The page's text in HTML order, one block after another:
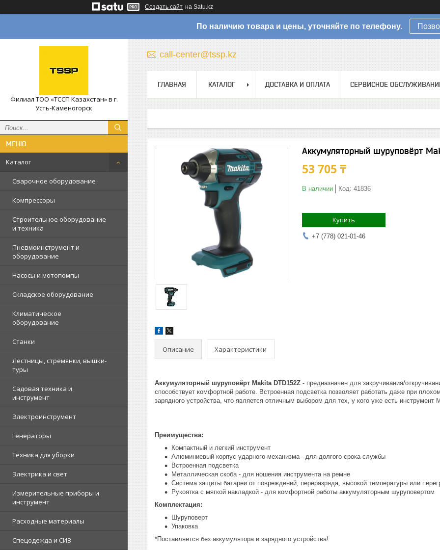
Создать сайт на Satu.kz
По наличию товара и цены, уточняйте по телефону.
Филиал ТОО «ТССП Казахстан» в г.
Усть-Каменогорск
Каталог
Сварочное оборудование
Компрессоры
Строительное оборудование
и техника
Пневмоинструмент и
оборудование
Насосы и мотопомпы
Складское оборудование
Климатическое
оборудование
Станки
Лестницы, стремянки, вышки-
туры
Садовая техника и
инструмент
Электроинструмент
Генераторы
Техника для уборки
Электрика и свет
Измерительные приборы и
инструмент
Расходные материалы
Спецодежда и СИЗ
call-center@tssp.kz
ГЛАВНАЯ КАТАЛОГ ДОСТАВКА И ОПЛАТА СЕРВИСНОЕ
Аккумуляторный шуруповёрт
53 705 ₸
В наличии Код: 41836
Купить
+7 (778) 021-01-46
Описание Характеристики
Аккумуляторный шуруповёрт Makita DTD152Z - предназначен для закручивания/
способствует комфортной работе. Встроенная подсветка позволяет работать даже при
зарядного устройства, что является отличным выбором для тех, у кого уже есть инструмент
Преимущества:
Компактный и легкий инструмент
Алюминиевый корпус ударного механизма - для долгого срока службы
Встроенная подсветка
Металлическая скоба - для ношения инструмента на ремне
Система защиты батареи от повреждений, переразряда, высокой температуры или
Рукоятка с мягкой накладкой - для комфортной работы аккумуляторным шуруповертом
Комплектация:
Шуруповерт
Упаковка
*Поставляется без аккумулятора и зарядного устройства!